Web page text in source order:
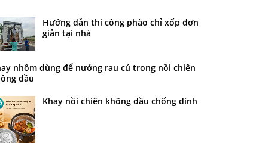
Hướng dẫn thi công phào chỉ xốp đơn
giản tại nhà
nhôm dùng để nướng rau củ trong nồi chiên
dầu
Khay nồi chiên không dầu chống dính